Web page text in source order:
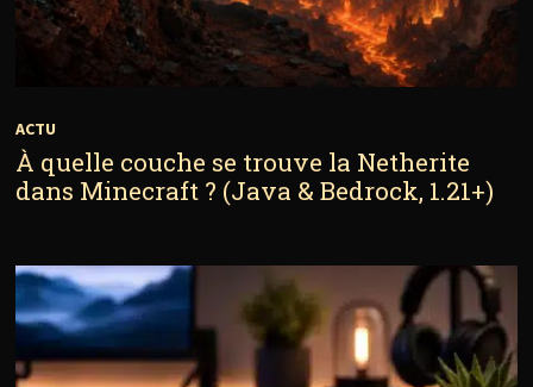
ACTU
À quelle couche se trouve la Netherite
dans Minecraft ? (Java & Bedrock, 1.21+)